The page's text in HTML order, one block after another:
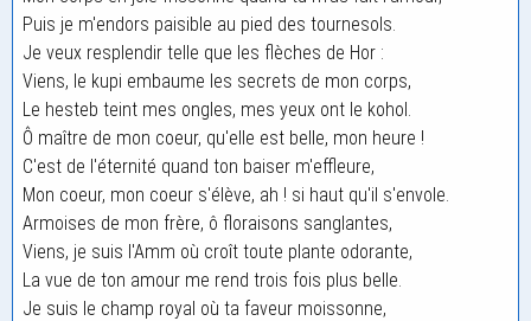
Puis je m'endors paisible au pied des tournesols.
Je veux resplendir telle que les flèches de Hor :
Viens, le kupi embaume les secrets de mon corps,
Le hesteb teint mes ongles, mes yeux ont le kohol.
Ô maître de mon coeur, qu'elle est belle, mon heure !
C'est de l'éternité quand ton baiser m'effleure,
Mon coeur, mon coeur s'élève, ah ! si haut qu'il s'envole.
Armoises de mon frère, ô floraisons sanglantes,
Viens, je suis l'Amm où croît toute plante odorante,
La vue de ton amour me rend trois fois plus belle.
Je suis le champ royal où ta faveur moissonne,